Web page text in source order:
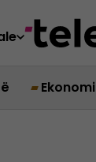
Ekonomi